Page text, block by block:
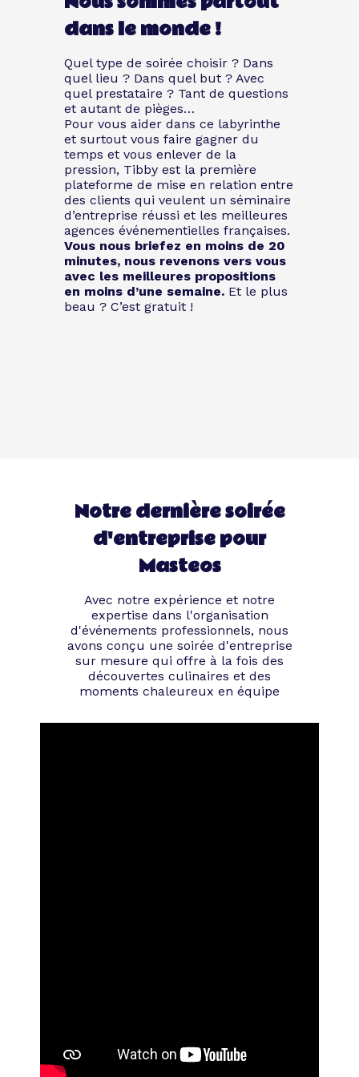
dans le monde !
Quel type de soirée choisir ? Dans
quel lieu ? Dans quel but ? Avec
quel prestataire ? Tant de questions
et autant de pièges…
Pour vous aider dans ce labyrinthe
et surtout vous faire gagner du
temps et vous enlever de la
pression, Tibby est la première
plateforme de mise en relation entre
des clients qui veulent un séminaire
d’entreprise réussi et les meilleures
agences événementielles françaises.
Vous nous briefez en moins de 20
minutes, nous revenons vers vous
avec les meilleures propositions
en moins d’une semaine. Et le plus
beau ? C’est gratuit !
Notre dernière soirée
d'entreprise pour
Masteos
Avec notre expérience et notre
expertise dans l'organisation
d'événements professionnels, nous
avons conçu une soirée d'entreprise
sur mesure qui offre à la fois des
découvertes culinaires et des
moments chaleureux en équipe